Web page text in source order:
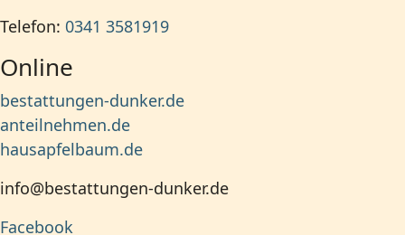
Telefon: 0341 3581919
Online
bestattungen-dunker.de
anteilnehmen.de
hausapfelbaum.de
info@bestattungen-dunker.de
Facebook